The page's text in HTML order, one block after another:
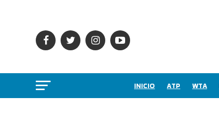
INICIO ATP WTA